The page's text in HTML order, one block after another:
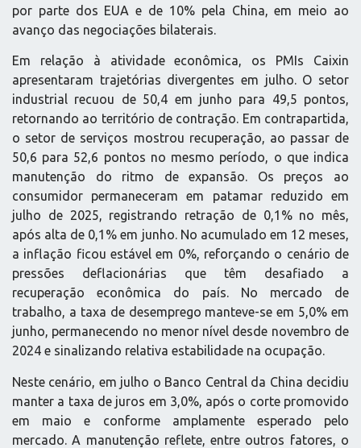
por parte dos EUA e de 10% pela China, em meio ao
avanço das negociações bilaterais.
Em relação à atividade econômica, os PMIs Caixin
apresentaram trajetórias divergentes em julho. O setor
industrial recuou de 50,4 em junho para 49,5 pontos,
retornando ao território de contração. Em contrapartida,
o setor de serviços mostrou recuperação, ao passar de
50,6 para 52,6 pontos no mesmo período, o que indica
manutenção do ritmo de expansão. Os preços ao
consumidor permaneceram em patamar reduzido em
julho de 2025, registrando retração de 0,1% no mês,
após alta de 0,1% em junho. No acumulado em 12 meses,
a inflação ficou estável em 0%, reforçando o cenário de
pressões deflacionárias que têm desafiado a
recuperação econômica do país. No mercado de
trabalho, a taxa de desemprego manteve-se em 5,0% em
junho, permanecendo no menor nível desde novembro de
2024 e sinalizando relativa estabilidade na ocupação.
Neste cenário, em julho o Banco Central da China decidiu
manter a taxa de juros em 3,0%, após o corte promovido
em maio e conforme amplamente esperado pelo
mercado. A manutenção reflete, entre outros fatores, o